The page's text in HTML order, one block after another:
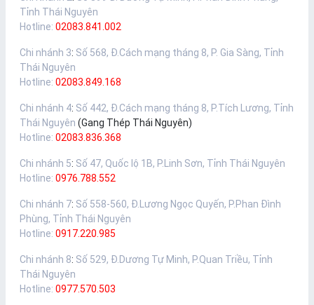
Tỉnh Thái Nguyên
Hotline: 02083.841.002
Chi nhánh 3: Số 568, Đ.Cách mạng tháng 8, P. Gia Sàng, Tỉnh
Thái Nguyên
Hotline: 02083.849.168
Chi nhánh 4: Số 442, Đ.Cách mạng tháng 8, P.Tích Lương, Tỉnh
Thái Nguyên (Gang Thép Thái Nguyên)
Hotline: 02083.836.368
Chi nhánh 5: Số 47, Quốc lộ 1B, P.Linh Sơn, Tỉnh Thái Nguyên
Hotline: 0976.788.552
Chi nhánh 7: Số 558-560, Đ.Lương Ngọc Quyến, P.Phan Đình
Phùng, Tỉnh Thái Nguyên
Hotline: 0917.220.985
Chi nhánh 8: Số 529, Đ.Dương Tự Minh, P.Quan Triều, Tỉnh
Thái Nguyên
Hotline: 0977.570.503